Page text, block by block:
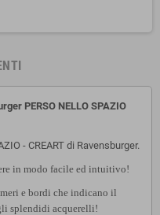
PERSO NELLO SPAZIO
- CREART di Ravensburger.
in modo facile ed intuitivo!
e bordi che indicano il
splendidi acquerelli!